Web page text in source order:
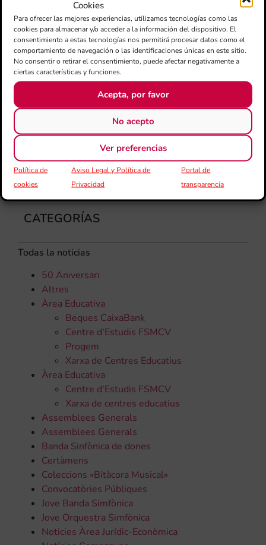
Cookies
Para ofrecer las mejores experiencias, utilizamos tecnologías como las
cookies para almacenar y/o acceder a la información del dispositivo. El
consentimiento a estas tecnologías nos permitirá procesar datos como el
comportamiento de navegación o las identificaciones únicas en este sitio.
No consentir o retirar el consentimiento, puede afectar negativamente a
ciertas características y funciones.
Acepta, por favor
No acepto
Ver preferencias
Política de
cookies
Aviso Legal y Política de
Privacidad
Portal de
transparencia
CATEGORÍAS
Todas la noticias
50 Aniversari
Altres
Àrea Educativa
Beques CaixaBank
Centre d'Estudis FSMCV
Progem
Xarxa de Centres Educatius
Àrea Educativa
Centre d'Estudis FSMCV
Xarxa de centres educatius
Assemblees Generals
Assemblees Generals
Banda Sinfònica de dones
Certàmens
Coleccions «Bitàcora Musical»
Convocatòries Públiques
Jove Banda Simfònica
Jove Orquestra Simfònica
Noticies Àrea Jurídic-Econòmica